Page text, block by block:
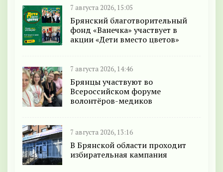
7 августа 2026, 15:05
Брянский благотворительный
фонд «Ванечка» участвует в
акции «Дети вместо цветов»
7 августа 2026, 14:46
Брянцы участвуют во
Всероссийском форуме
волонтёров-медиков
7 августа 2026, 13:16
В Брянской области проходит
избирательная кампания